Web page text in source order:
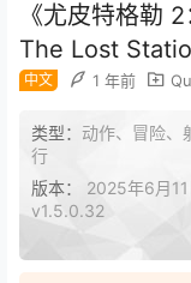
《尤皮特格勒
The Lost
中文 1 年前
类型： 动作、冒险、
行
版本： 2025年6月11
v1.5.0.32